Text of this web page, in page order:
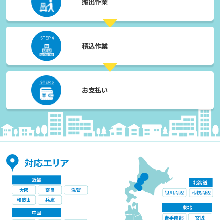
積込作業
お支払い